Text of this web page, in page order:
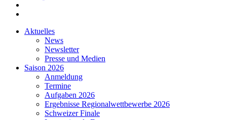
Aktuelles
News
Newsletter
Presse und Medien
Saison 2026
Anmeldung
Termine
Aufgaben 2026
Ergebnisse Regionalwettbewerbe 2026
Schweizer Finale